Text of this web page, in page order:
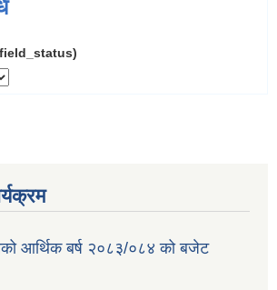
आर्थिक बर्ष २०८३/०८४ को बजेट